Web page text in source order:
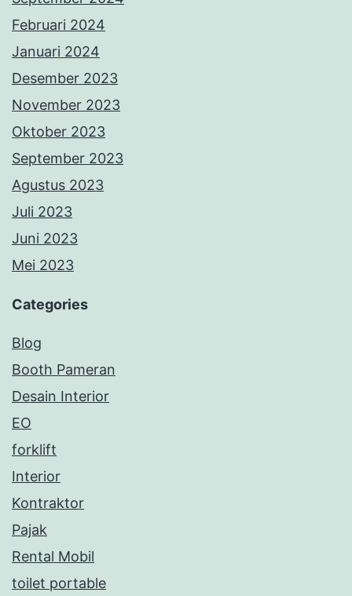
Februari 2024
Januari 2024
Desember 2023
November 2023
Oktober 2023
September 2023
Agustus 2023
Juli 2023
Juni 2023
Mei 2023
Categories
Blog
Booth Pameran
Desain Interior
EO
forklift
Interior
Kontraktor
Pajak
Rental Mobil
toilet portable